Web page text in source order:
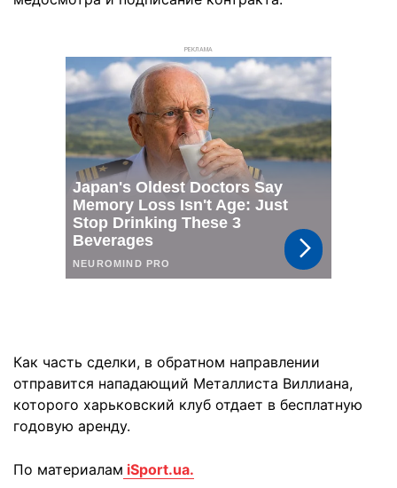
РЕКЛАМА
Как часть сделки, в обратном направлении
отправится нападающий Металлиста Виллиана,
которого харьковский клуб отдает в бесплатную
годовую аренду.
По материалам iSport.ua.